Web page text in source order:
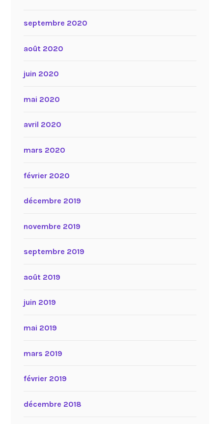
septembre 2020
août 2020
juin 2020
mai 2020
avril 2020
mars 2020
février 2020
décembre 2019
novembre 2019
septembre 2019
août 2019
juin 2019
mai 2019
mars 2019
février 2019
décembre 2018